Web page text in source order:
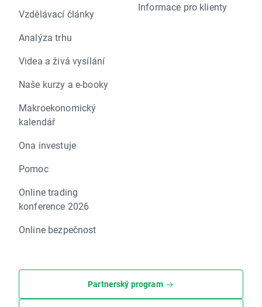
Vzdělávací články
Analýza trhu
Videa a živá vysílání
Naše kurzy a e-booky
Makroekonomický
kalendář
Ona investuje
Pomoc
Online trading
konference 2026
Online bezpečnost
Informace pro klienty
Partnerský program